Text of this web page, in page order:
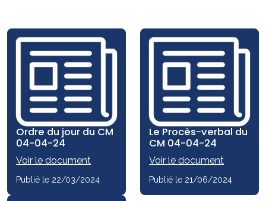
Ordre du jour du CM
04-04-24
Voir le document
Publié le 22/03/2024
Le Procès-verbal du
CM 04-04-24
Voir le document
Publié le 21/06/2024